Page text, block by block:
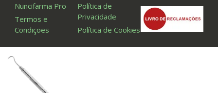
Nuncifarma Pro
Termos e
Condiçoes
Política de
Privacidade
Política de Cookies